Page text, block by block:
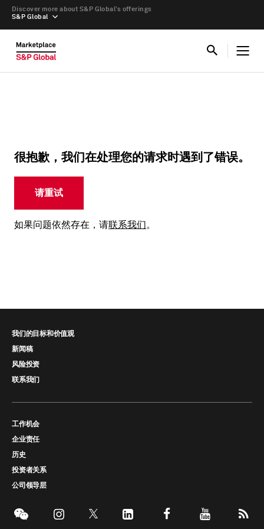
S&P Global
Discover more about S&P Global’s offerings
很抱歉，我们在处理您的请求时遇到了错误。
请重试
如果问题依然存在，请联系我们。
我们的目标和价值观
新闻稿
风险投资
联系我们
工作机会
企业责任
历史
投资者关系
公司领导层